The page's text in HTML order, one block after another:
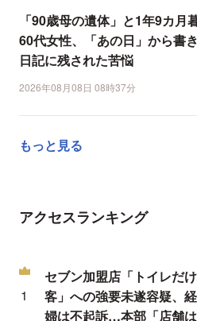
「90歳母の遺体」と1年9カ月
60代女性、「あの日」から書
日記に残された苦悩
2026年08月08日 08時37分
もっと見る
アクセスランキング
セブン加盟店「トイレだ
客」への強要未遂容疑、
婦は不起訴…本部「店舗